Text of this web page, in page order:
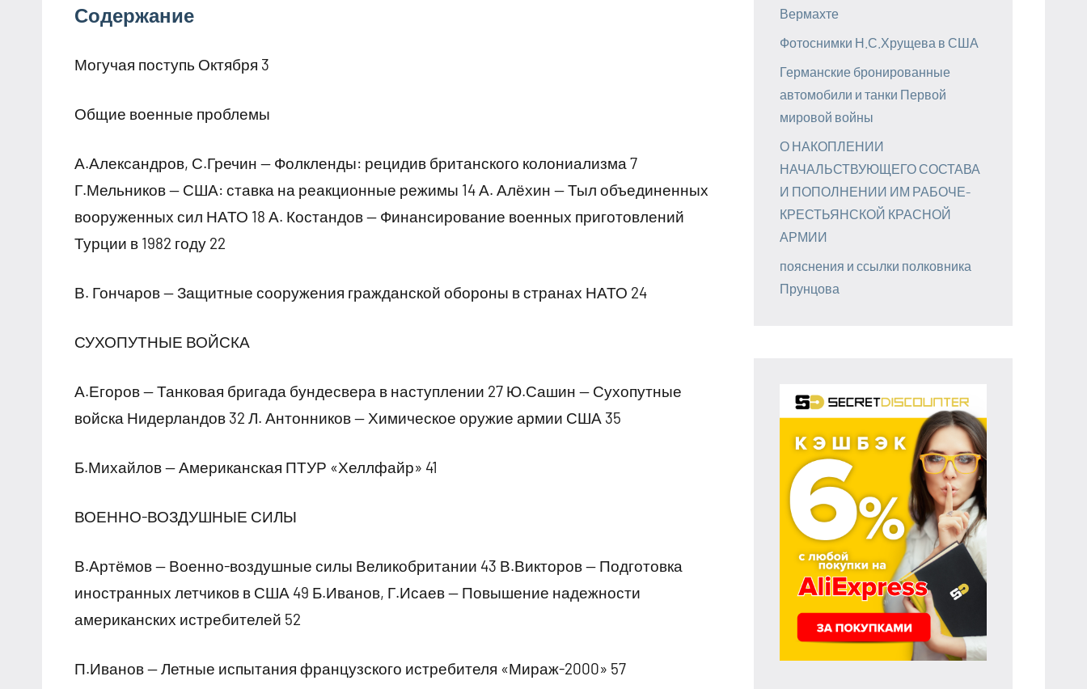
Содержание
Могучая поступь Октября 3
Общие военные проблемы
А.Александров, С.Гречин — Фолкленды: рецидив британского колониализма 7
Г.Мельников — США: ставка на реакционные режимы 14 А. Алёхин — Тыл объединенных
вооруженных сил НАТО 18 А. Костандов — Финансирование военных приготовлений
Турции в 1982 году 22
В. Гончаров — Защитные сооружения гражданской обороны в странах НАТО 24
СУХОПУТНЫЕ ВОЙСКА
А.Егоров — Танковая бригада бундесвера в наступлении 27 Ю.Сашин — Сухопутные
войска Нидерландов 32 Л. Антонников — Химическое оружие армии США 35
Б.Михайлов — Американская ПТУР «Хеллфайр» 41
ВОЕННО-ВОЗДУШНЫЕ СИЛЫ
В.Артёмов — Военно-воздушные силы Великобритании 43 В.Викторов — Подготовка
иностранных летчиков в США 49 Б.Иванов, Г.Исаев — Повышение надежности
американских истребителей 52
П.Иванов — Летные испытания французского истребителя «Мираж-2000» 57
Вермахте
Фотоснимки Н.С.Хрущева в США
Германские бронированные
автомобили и танки Первой
мировой войны
О НАКОПЛЕНИИ
НАЧАЛЬСТВУЮЩЕГО СОСТАВА
И ПОПОЛНЕНИИ ИМ РАБОЧЕ-
КРЕСТЬЯНСКОЙ КРАСНОЙ
АРМИИ
пояснения и ссылки полковника
Прунцова